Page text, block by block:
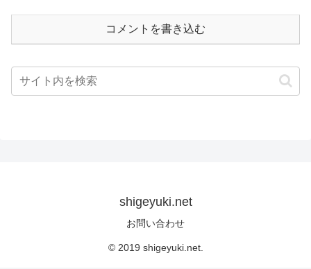
コメントを書き込む
shigeyuki.net
お問い合わせ
© 2019 shigeyuki.net.